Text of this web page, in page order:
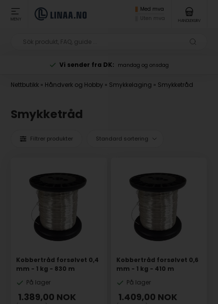
MENY
Med mva
Uten mva
HANDLEKURV
Vi sender fra DK: mandag og onsdag
Nettbutikk » Håndverk og Hobby » Smykkelaging » Smykketråd
Smykketråd
Filtrer produkter
Kobbertråd forsølvet 0,4
mm - 1 kg - 830 m
På lager
1.389,00 NOK
Kobbertråd forsølvet 0,6
mm - 1 kg - 410 m
På lager
1.409,00 NOK